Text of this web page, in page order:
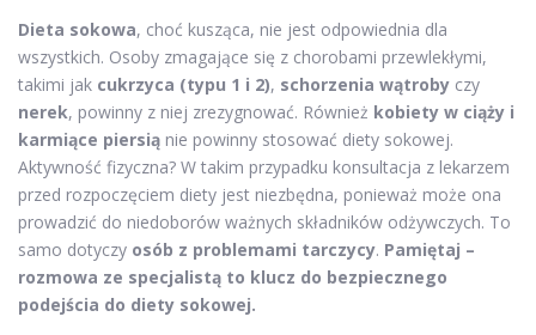
Dieta sokowa, choć kusząca, nie jest odpowiednia dla
wszystkich. Osoby zmagające się z chorobami przewlekłymi,
takimi jak cukrzyca (typu 1 i 2), schorzenia wątroby czy
nerek, powinny z niej zrezygnować. Również kobiety w ciąży i
karmiące piersią nie powinny stosować diety sokowej.
Aktywność fizyczna? W takim przypadku konsultacja z lekarzem
przed rozpoczęciem diety jest niezbędna, ponieważ może ona
prowadzić do niedoborów ważnych składników odżywczych. To
samo dotyczy osób z problemami tarczycy. Pamiętaj –
rozmowa ze specjalistą to klucz do bezpiecznego
podejścia do diety sokowej.